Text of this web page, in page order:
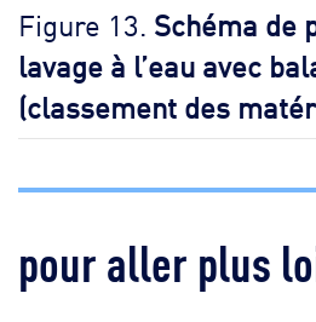
Figure 13. Schéma de
lavage à l’eau avec
(classement des
pour aller plus